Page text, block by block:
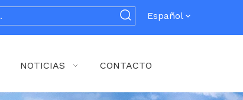
Español
NOTICIAS CONTACTO